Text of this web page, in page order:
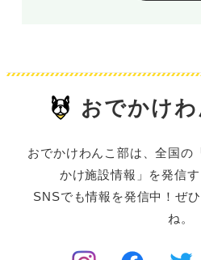
おでかけ
おでかけわんこ部は、全国の
かけ施設情報」を発信す
SNSでも情報を発信中！ぜ
ね。